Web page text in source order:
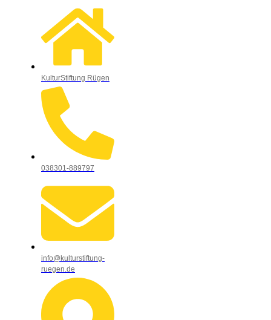
KulturStiftung Rügen
038301-889797
info@kulturstiftung-
ruegen.de